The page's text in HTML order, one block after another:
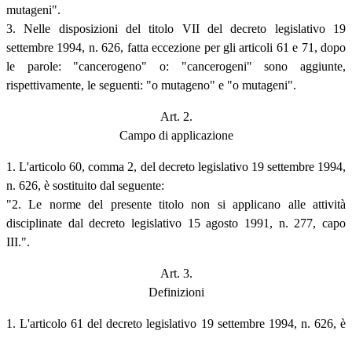
mutageni".
3. Nelle disposizioni del titolo VII del decreto legislativo 19
settembre 1994, n. 626, fatta eccezione per gli articoli 61 e 71, dopo
le parole: "cancerogeno" o: "cancerogeni" sono aggiunte,
rispettivamente, le seguenti: "o mutageno" e "o mutageni".
Art. 2.
Campo di applicazione
1. L'articolo 60, comma 2, del decreto legislativo 19 settembre 1994,
n. 626, è sostituito dal seguente:
"2. Le norme del presente titolo non si applicano alle attività
disciplinate dal decreto legislativo 15 agosto 1991, n. 277, capo
III.".
Art. 3.
Definizioni
1. L'articolo 61 del decreto legislativo 19 settembre 1994, n. 626, è